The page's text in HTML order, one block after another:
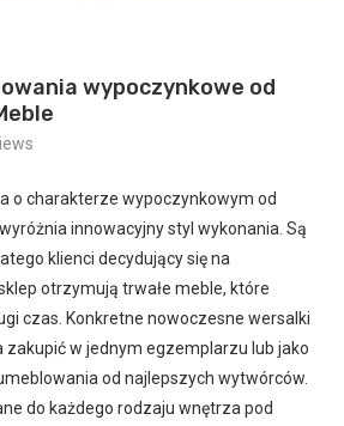
wypoczynkowe od
o charakterze wypoczynkowym od
innowacyjny styl wykonania. Są
klienci decydujący się na
otrzymują trwałe meble, które
czas. Konkretne nowoczesne wersalki
zakupić w jednym egzemplarzu lub jako
od najlepszych wytwórców.
do każdego rodzaju wnętrza pod